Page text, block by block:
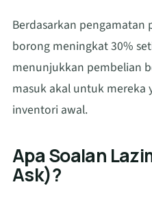
Berdasarkan pengamatan
borong meningkat 30%
menunjukkan pembelian
masuk akal untuk mereka
inventori awal.
Apa Soalan
Ask)?